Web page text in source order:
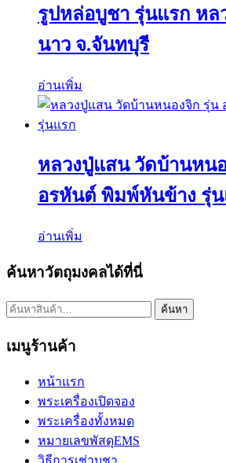
รูปหล่อบูชา รุ่นแรก หล
นาว จ.จันทบุรี
อ่านเพิ่ม
หลวงปู่แสน วัดบ้านหน
อรหันต์ พิมพ์หันข้าง รุ่
อ่านเพิ่ม
ค้นหาวัตถุมงคลได้ที่นี่
ค้นหา: ค้นหา
เมนูร้านค้า
หน้าแรก
พระเครื่องเปิดจอง
พระเครื่องทั้งหมด
หมายเลขพัสดุEMS